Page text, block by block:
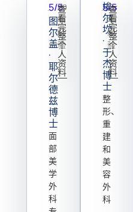
5/5
图
尔
盖
·
耶
尔
德
兹
博
士
面
部
美
学
外
科
20
年
经
验
查
看
完
整
个
人
资
料
5/5
埃
尔
坎
·
于
杰
博
士
整
形、
重
建
和
美
容
外
科
13
年
经
验
查
看
完
整
个
人
资
料